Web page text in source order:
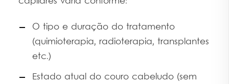
O tipo e duração do tratamento
(quimioterapia, radioterapia, transplantes
etc.)
Estado atual do couro cabeludo (sem